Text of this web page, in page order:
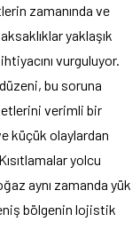
zamanında ve
yaklaşık
vurguluyor.
bu soruna
verimli bir
küçük olaylardan
yolcu
aynı zamanda yük
bölgenin lojistik